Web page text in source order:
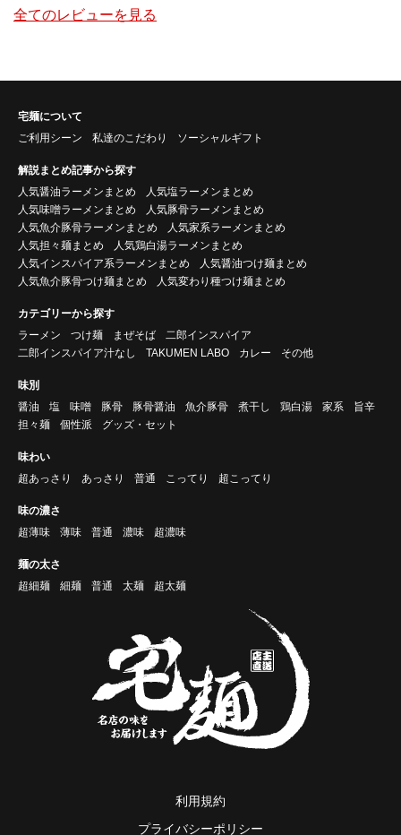
全てのレビューを見る
宅麺について
ご利用シーン
私達のこだわり ソーシャルギフト
解説まとめ記事から探す
人気醤油ラーメンまとめ
人気塩ラーメンまとめ
人気味噌ラーメンまとめ
人気豚骨ラーメンまとめ
人気魚介豚骨ラーメンまとめ
人気家系ラーメンまとめ
人気担々麺まとめ
人気鶏白湯ラーメンまとめ
人気インスパイア系ラーメンまとめ
人気醤油つけ麺まとめ
人気魚介豚骨つけ麺まとめ
人気変わり種つけ麺まとめ
カテゴリーから探す
ラーメン
つけ麺 まぜそば
二郎インスパイア
二郎インスパイア汁なし
TAKUMEN LABO カレー その他
味別
醤油
塩 味噌 豚骨 豚骨醤油 魚介豚骨 煮干し 鶏白湯 家系
旨辛
担々麺
個性派 グッズ・セット
味わい
超あっさり
あっさり 普通 こってり 超こってり
味の濃さ
超薄味
薄味 普通 濃味 超濃味
麺の太さ
超細麺
細麺 普通 太麺 超太麺
利用規約
プライバシーポリシー